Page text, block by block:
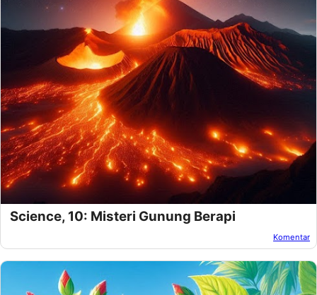
Oleh:Amnan Faza Pada:November 22, 2024
Science, 10: Misteri Gunung Berapi